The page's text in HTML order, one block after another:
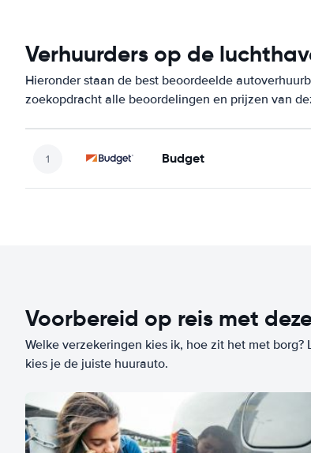
Verhuurders op de
Hieronder staan de best beoordeelde
zoekopdracht alle beoordelingen en prijzen van
Budget
Voorbereid op reis met
Welke verzekeringen kies ik, hoe zit het met
kies je de juiste huurauto.